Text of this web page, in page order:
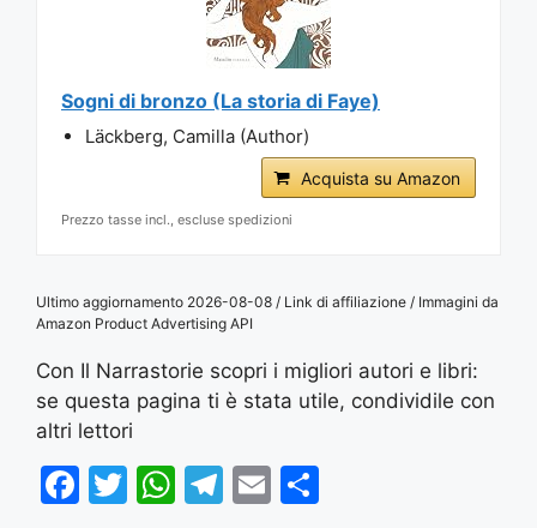
Sogni di bronzo (La storia di Faye)
Läckberg, Camilla (Author)
Acquista su Amazon
Prezzo tasse incl., escluse spedizioni
Ultimo aggiornamento 2026-08-08 / Link di affiliazione / Immagini da
Amazon Product Advertising API
Con Il Narrastorie scopri i migliori autori e libri:
se questa pagina ti è stata utile, condividile con
altri lettori
F
T
W T
E